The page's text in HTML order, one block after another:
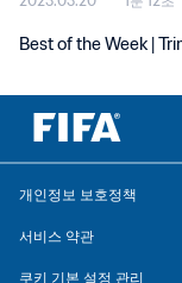
Best of the Week |
개인정보 보호정책
서비스 약관
쿠키 기본 설정 관리